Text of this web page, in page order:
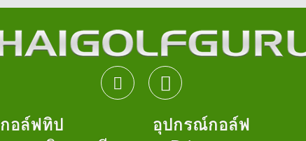
กอล์ฟทิป อุปกรณ์กอล์ฟ